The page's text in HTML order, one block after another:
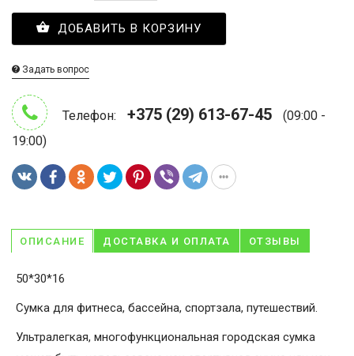
ДОБАВИТЬ В КОРЗИНУ
Задать вопрос
Телефон: +375 (29) 613-67-45
(09:00 -
19:00)
ОПИСАНИЕ ДОСТАВКА И ОПЛАТА ОТЗЫВЫ
50*30*16
Сумка для фитнеса, бассейна, спортзала, путешествий.
Ультралегкая, многофункциональная городская сумка